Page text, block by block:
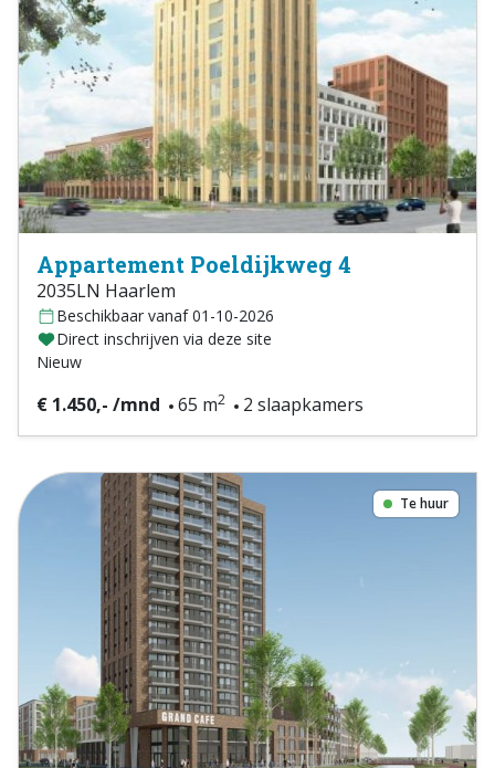
Appartement Poeldijkweg 4
2035LN Haarlem
Beschikbaar vanaf 01-10-2026
Direct inschrijven via deze site
Nieuw
€ 1.450,- /mnd 65 m2 2 slaapkamers
Te huur